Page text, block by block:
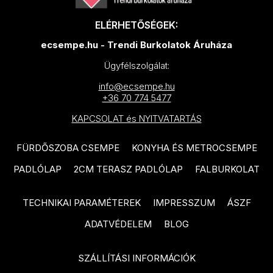
PARADYZ Modul termékcsalád
PARADYZ Harmony termékcsalád
PARADYZ Memories termékcsalád
PARADYZ Synergy Nero
termékcsalád
PARADYZ Synergy termékcsalád
PARADYZ Emilly Beige
PARADYZ Freedom termékcsalád
PARADYZ Illusion termékcsalád
PARADYZ Ideal termékcsalád
TUBADZIN Pietrasanta
TUBADZIN Torano termékcsalád
TUBADZIN Massa termékcsalád
TUBADZIN Marmo D’oro
termékcsalád
TUBADZIN Patina Plate
TUBADZIN Aquamarine
ELÉRHETŐSÉGEK:
ecsempe.hu - Trendi Burkolatok Áruháza
Ügyfélszolgálat:
info@ecsempe.hu
+36 70 774 5477
KAPCSOLAT és NYITVATARTÁS
FÜRDŐSZOBA CSEMPE
KONYHA ÉS METROCSEMPE
PADLÓLAP
2CM TERASZ PADLÓLAP FALBURKOLAT
TECHNIKAI PARAMÉTEREK IMPRESSZUM
ÁSZF
ADATVÉDELEM
BLOG
SZÁLLÍTÁSI INFORMÁCIÓK